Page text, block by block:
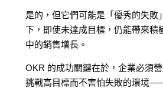
是的，但它們可能是「優秀的失敗
下，即使未達成目標，仍能帶來積
中的銷售增長。
OKR 的成功關鍵在於，企業必須
挑戰高目標而不害怕失敗的環境